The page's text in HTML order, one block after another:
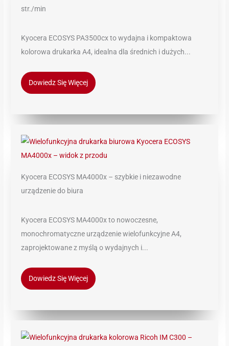
str./min
Kyocera ECOSYS PA3500cx to wydajna i kompaktowa
kolorowa drukarka A4, idealna dla średnich i dużych...
Dowiedz Się Więcej
Kyocera ECOSYS MA4000x – szybkie i niezawodne
urządzenie do biura
Kyocera ECOSYS MA4000x to nowoczesne,
monochromatyczne urządzenie wielofunkcyjne A4,
zaprojektowane z myślą o wydajnych i...
Dowiedz Się Więcej